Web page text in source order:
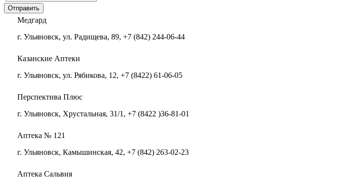
Медгард
г. Ульяновск, ул. Радищева, 89, +7 (842) 244-06-44
Казанские Аптеки
г. Ульяновск, ул. Рябикова, 12, +7 (8422) 61-06-05
Перспектива Плюс
г. Ульяновск, Хрустальная, 31/1, +7 (8422 )36-81-01
Аптека № 121
г. Ульяновск, Камышинская, 42, +7 (842) 263-02-23
Аптека Сальвия